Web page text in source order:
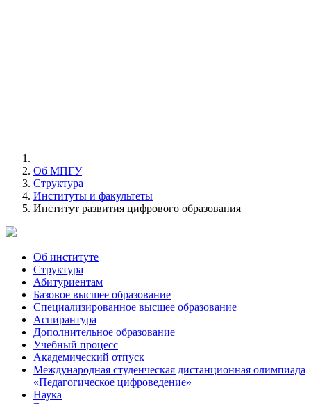
Об МПГУ
Структура
Институты и факультеты
Институт развития цифрового образования
Об институте
Структура
Абитуриентам
Базовое высшее образование
Специализированное высшее образование
Аспирантура
Дополнительное образование
Учебный процесс
Академический отпуск
Международная студенческая дистанционная олимпиада
«Педагогическое цифроведение»
Наука